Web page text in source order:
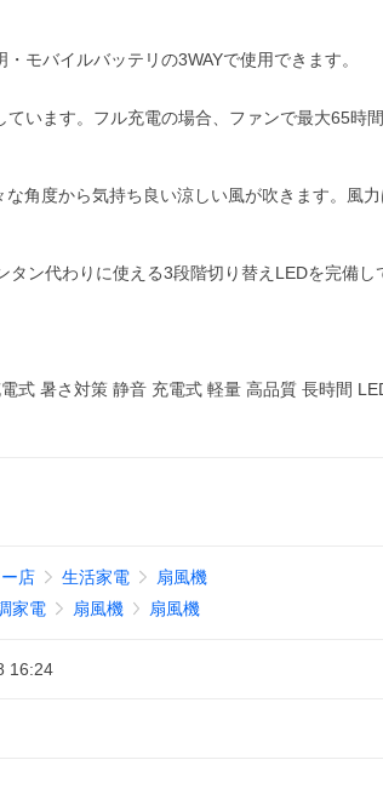
モバイルバッテリの3WAYで使用できます。
います。フル充電の場合、ファンで最大65時
角度から気持ち良い涼しい風が吹きます。風
ン代わりに使える3段階切り替えLEDを完備
暑さ対策 静音 充電式 軽量 高品質 長時間
店 生活家電
扇風機
家電 扇風機 扇風機
16:24